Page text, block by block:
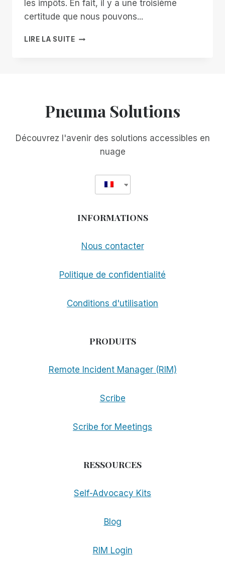
les impôts. En fait, il y a une troisième
certitude que nous pouvons...
LIRE LA SUITEUNE
Pneuma Solutions
Découvrez l'avenir des solutions accessibles en
nuage
INFORMATIONS
Nous contacter
Politique de confidentialité
Conditions d'utilisation
PRODUITS
Remote Incident Manager (RIM)
Scribe
Scribe for Meetings
RESSOURCES
Self-Advocacy Kits
Blog
RIM Login